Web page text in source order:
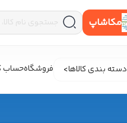
مکاشاپ
دسته بندی کالاها فروشگاهحساب